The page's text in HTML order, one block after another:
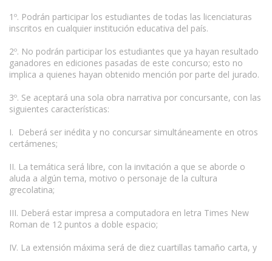
1º. Podrán participar los estudiantes de todas las licenciaturas
inscritos en cualquier institución educativa del país.
2º. No podrán participar los estudiantes que ya hayan resultado
ganadores en ediciones pasadas de este concurso; esto no
implica a quienes hayan obtenido mención por parte del jurado.
3º. Se aceptará una sola obra narrativa por concursante, con las
siguientes características:
I. Deberá ser inédita y no concursar simultáneamente en otros
certámenes;
II. La temática será libre, con la invitación a que se aborde o
aluda a algún tema, motivo o personaje de la cultura
grecolatina;
III. Deberá estar impresa a computadora en letra Times New
Roman de 12 puntos a doble espacio;
IV. La extensión máxima será de diez cuartillas tamaño carta, y